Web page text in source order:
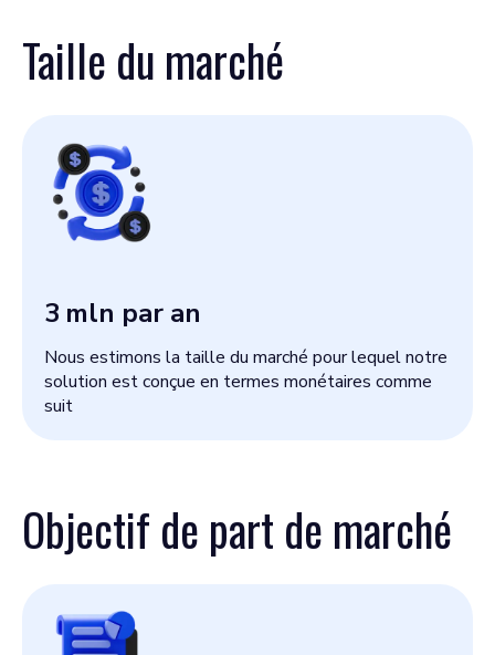
Taille du marché
3 mln par an
Nous estimons la taille du marché pour lequel notre
solution est conçue en termes monétaires comme
suit
Objectif de part de marché